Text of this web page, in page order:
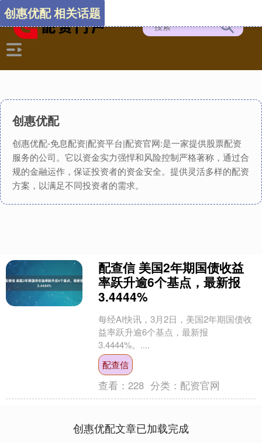
创惠优配
创惠优配-免息配资|配资平台|配资官网:是一家提供股票配资
服务的公司。它以资金实力强悍和风险控制严格著称，通过合
规的金融运作，保证投资者的资金安全。提供灵活多样的配资
方案，以满足不同投资者的需求。
创惠优配 相关话题
配查信 美国2年期国债收益
率跃升逾6个基点，最新报
3.4444%
每经AI快讯，3月2日，美国2年期国债收
益率跃升逾6个基点，最新报
3.4444%。....
配查信
查看：228 分类： 配资官网
创惠优配文章已加载完成